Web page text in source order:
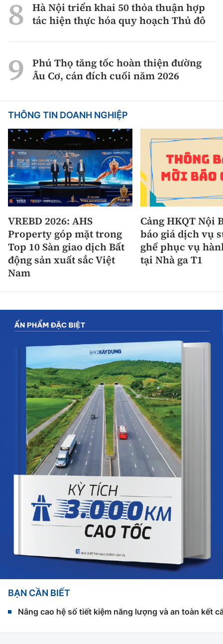
Hà Nội triển khai 50 thỏa thuận hợp
tác hiện thực hóa quy hoạch Thủ đô
Phú Thọ tăng tốc hoàn thiện đường
Âu Cơ, cán đích cuối năm 2026
THÔNG TIN DOANH NGHIỆP
VREBD 2026: AHS
Property góp mặt trong
Top 10 Sàn giao dịch Bất
động sản xuất sắc Việt
Nam
Cảng HKQT Nội
báo giá dịch vụ
ghế phục vụ
tại Nhà ga T1
BẠN CẦN BIẾT
Nâng cao hệ số tiết kiệm năng lượng và an toàn kết